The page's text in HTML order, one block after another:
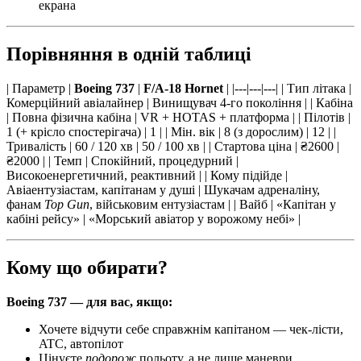
екрана
Порівняння в одній таблиці
| Параметр | Boeing 737 | F/A-18 Hornet | |---|---|---| | Тип літака |
Комерційний авіалайнер | Винищувач 4-го покоління | | Кабіна
| Повна фізична кабіна | VR + HOTAS + платформа | | Пілотів |
1 (+ крісло спостерігача) | 1 | | Мін. вік | 8 (з дорослим) | 12 | |
Тривалість | 60 / 120 хв | 50 / 100 хв | | Стартова ціна | ₴2600 |
₴2000 | | Темп | Спокійний, процедурний |
Високоенергетичний, реактивний | | Кому підійде |
Авіаентузіастам, капітанам у душі | Шукачам адреналіну,
фанам Top Gun, військовим ентузіастам | | Вайб | «Капітан у
кабіні рейсу» | «Морський авіатор у ворожому небі» |
Кому що обирати?
Boeing 737 — для вас, якщо:
Хочете відчути себе справжнім капітаном — чек-лісти,
ATC, автопілот
Цінуєте подорож польоту, а не лише маневри